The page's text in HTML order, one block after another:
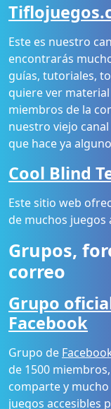
Este es nuestro
encontrarás
guías, tutoriales,
quiere ver
miembros de la
nuestro viejo canal
que hace ya
Cool Blind
Este sitio web
de muchos juegos
Grupos,
correo
Grupo
Facebook
Grupo de
de 1500
comparte y
juegos accesibles